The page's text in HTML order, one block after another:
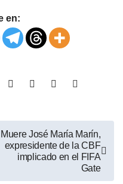
en:
Muere José María Marín,
expresidente de la CBF
implicado en el FIFA
Gate